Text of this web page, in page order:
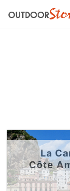
La
Côte